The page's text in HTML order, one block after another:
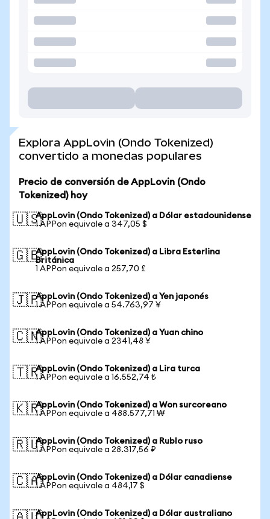
Explora AppLovin (Ondo Tokenized)
convertido a monedas populares
Precio de conversión de AppLovin (Ondo
Tokenized) hoy
🇺🇸AppLovin (Ondo Tokenized) a Dólar estadounidense
1 APPon equivale a 347,05 $
🇬🇧AppLovin (Ondo Tokenized) a Libra Esterlina
Británica
1 APPon equivale a 257,70 £
🇯🇵AppLovin (Ondo Tokenized) a Yen japonés
1 APPon equivale a 54.763,97 ¥
🇨🇳AppLovin (Ondo Tokenized) a Yuan chino
1 APPon equivale a 2341,48 ¥
🇹🇷AppLovin (Ondo Tokenized) a Lira turca
1 APPon equivale a 16.552,74 ₺
🇰🇷AppLovin (Ondo Tokenized) a Won surcoreano
1 APPon equivale a 488.577,71 ₩
🇷🇺AppLovin (Ondo Tokenized) a Rublo ruso
1 APPon equivale a 28.317,56 ₽
🇨🇦AppLovin (Ondo Tokenized) a Dólar canadiense
1 APPon equivale a 484,17 $
AppLovin (Ondo Tokenized) a Dólar australiano